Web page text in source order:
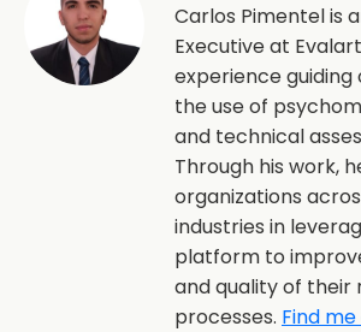
Carlos Pimentel is
Executive at
experience guiding
the use of
and technical
Through his work,
organizations
industries in
platform to
and quality of
processes. Find